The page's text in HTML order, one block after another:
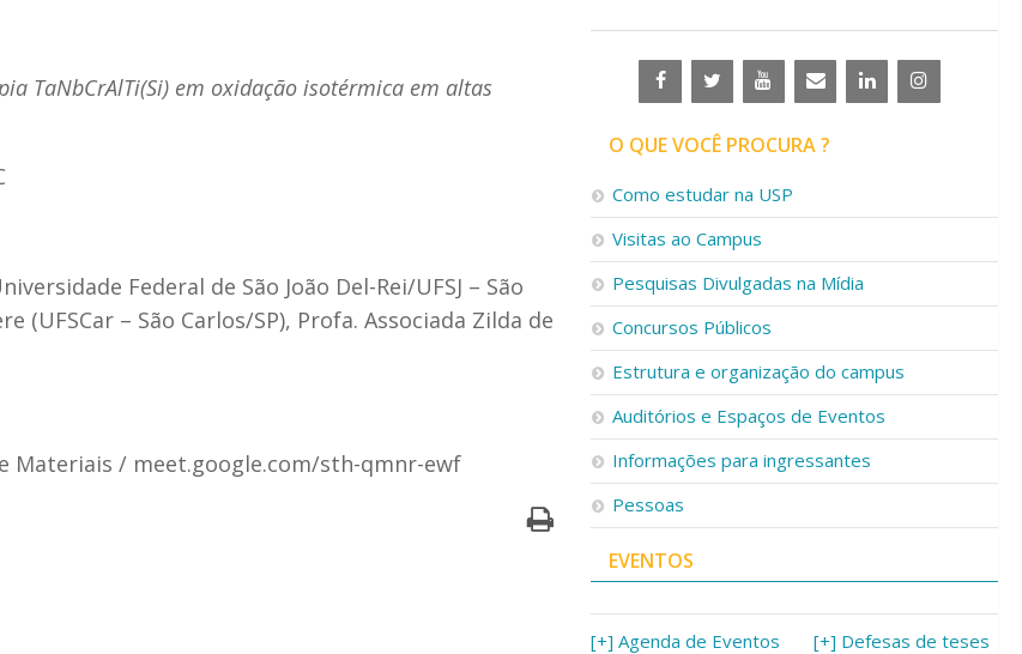
TaNbCrAlTi(Si) em oxidação isotérmica em altas
Federal de São João Del-Rei/UFSJ – São
(UFSCar – São Carlos/SP), Profa. Associada Zilda de
Materiais / meet.google.com/sth-qmnr-ewf
O QUE VOCÊ PROCURA ?
Como estudar na USP
Visitas ao Campus
Pesquisas Divulgadas na Mídia
Concursos Públicos
Estrutura e organização do campus
Auditórios e Espaços de Eventos
Informações para ingressantes
Pessoas
EVENTOS
[+] Agenda de Eventos [+] Defesas de teses